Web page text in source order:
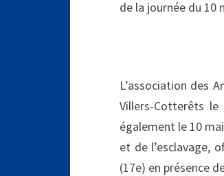
de la journée du 10
L’association des
Villers-Cotterêts
également le 10
et de l’esclavage,
(17e) en présence